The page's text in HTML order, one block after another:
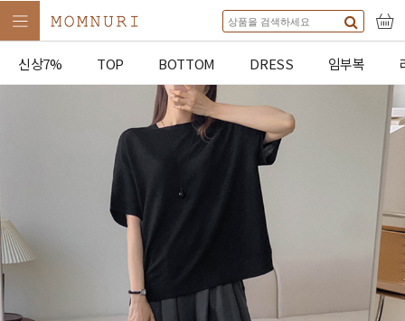
신상7% TOP BOTTOM DRESS 임부복